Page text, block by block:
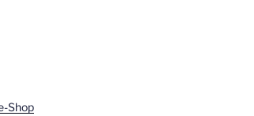
Shop